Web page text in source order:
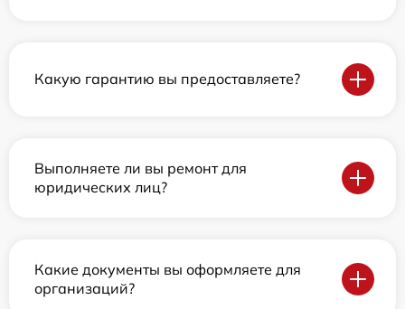
Какую гарантию вы предоставляете?
Выполняете ли вы ремонт для
юридических лиц?
Какие документы вы оформляете для
организаций?